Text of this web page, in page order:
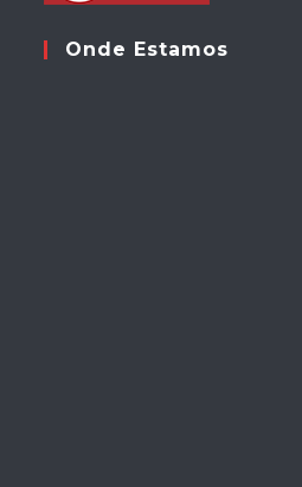
Onde Estamos